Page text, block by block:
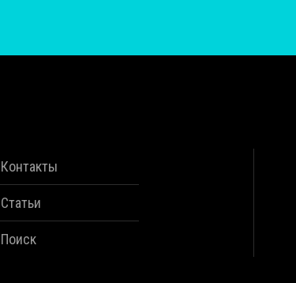
Контакты
Статьи
Поиск